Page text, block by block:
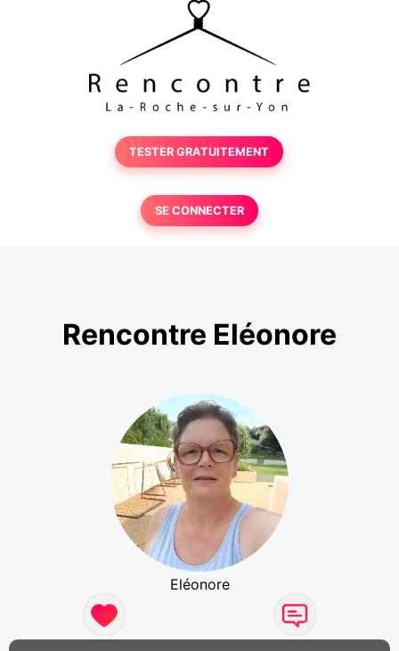
TESTER GRATUITEMENT
SE CONNECTER
Rencontre Eléonore
Eléonore